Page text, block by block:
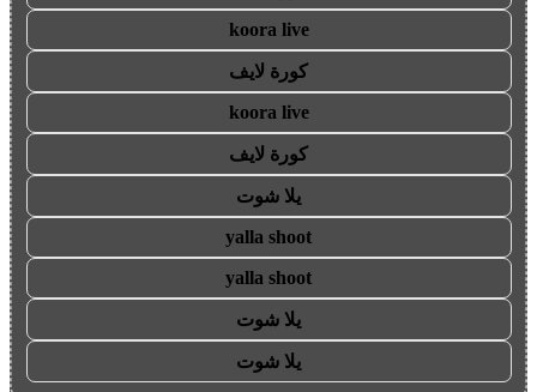
koora live
كورة لايف
koora live
كورة لايف
يلا شوت
yalla shoot
yalla shoot
يلا شوت
يلا شوت